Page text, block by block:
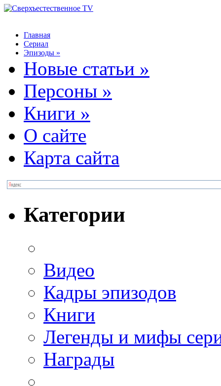
Главная
Сериал
Эпизоды »
Новые статьи »
Персоны »
Книги »
О сайте
Карта сайта
Категории
Видео
Кадры эпизодов
Книги
Легенды и мифы
Награды